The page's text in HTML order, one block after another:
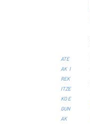
ATE
AK I
REK
ITZE
KO E
GUN
AK